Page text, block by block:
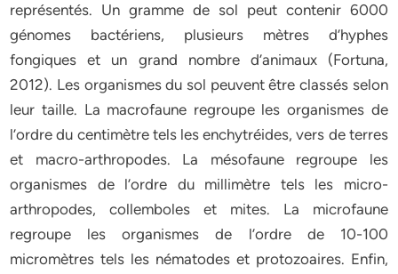
représentés. Un gramme de sol peut contenir 6000
génomes bactériens, plusieurs mètres d’hyphes
fongiques et un grand nombre d’animaux (Fortuna,
2012). Les organismes du sol peuvent être classés selon
leur taille. La macrofaune regroupe les organismes de
l’ordre du centimètre tels les enchytréides, vers de terres
et macro-arthropodes. La mésofaune regroupe les
organismes de l’ordre du millimètre tels les micro-
arthropodes, collemboles et mites. La microfaune
regroupe les organismes de l’ordre de 10-100
micromètres tels les nématodes et protozoaires. Enfin,